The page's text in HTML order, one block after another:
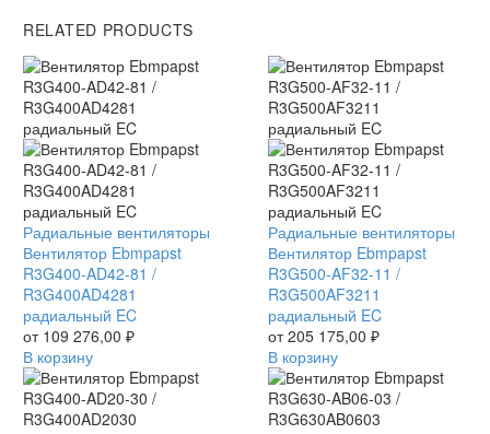
RELATED PRODUCTS
Вентилятор
Ebmpapst
R3G400-
AD42-
81
/
R3G400AD4281
радиальный
EC
Радиальные вентиляторы
Вентилятор Ebmpapst
R3G400-AD42-81 /
R3G400AD4281
радиальный EC
от 109 276,00 ₽
В корзину
Вентилятор
Ebmpapst
R3G500-
AF32-
11
/
R3G500AF3211
радиальный
EC
Радиальные вентиляторы
Вентилятор Ebmpapst
R3G500-AF32-11 /
R3G500AF3211
радиальный EC
от205 175,00 ₽
В корзину